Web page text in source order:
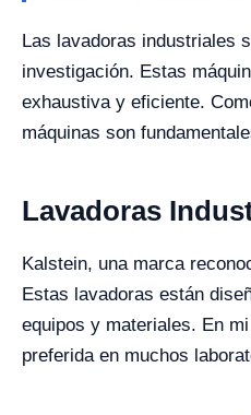
Las lavadoras industriales
investigación. Estas
exhaustiva y eficiente.
máquinas son
Lavadoras
Kalstein, una marca
Estas lavadoras están
equipos y materiales. En
preferida en muchos